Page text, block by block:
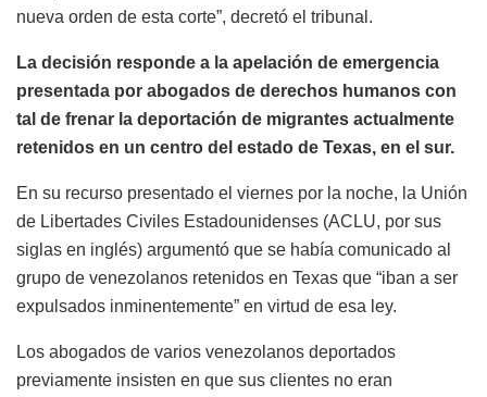
nueva orden de esta corte”, decretó el tribunal.
La decisión responde a la apelación de emergencia
presentada por abogados de derechos humanos con
tal de frenar la deportación de migrantes actualmente
retenidos en un centro del estado de Texas, en el sur.
En su recurso presentado el viernes por la noche, la Unión
de Libertades Civiles Estadounidenses (ACLU, por sus
siglas en inglés) argumentó que se había comunicado al
grupo de venezolanos retenidos en Texas que “iban a ser
expulsados inminentemente” en virtud de esa ley.
Los abogados de varios venezolanos deportados
previamente insisten en que sus clientes no eran